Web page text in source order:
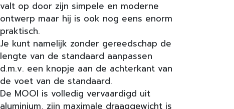
valt op door zijn simpele en moderne
ontwerp maar hij is ook nog eens enorm
praktisch.
Je kunt namelijk zonder gereedschap de
lengte van de standaard aanpassen
d.m.v. een knopje aan de achterkant van
de voet van de standaard.
De MOOI is volledig vervaardigd uit
aluminium, zijn maximale draaggewicht is